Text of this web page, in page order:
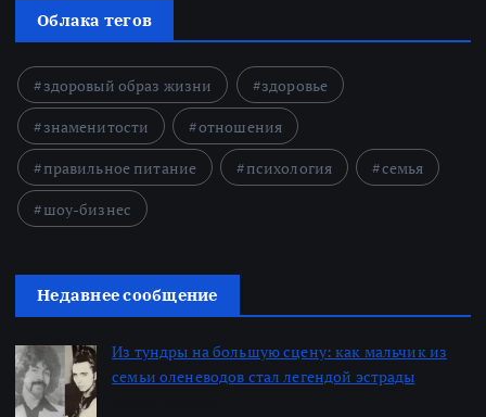
Облака тегов
здоровый образ жизни
здоровье
знаменитости
отношения
правильное питание
психология
семья
шоу-бизнес
Недавнее сообщение
Из тундры на большую сцену: как мальчик из
семьи оленеводов стал легендой эстрады